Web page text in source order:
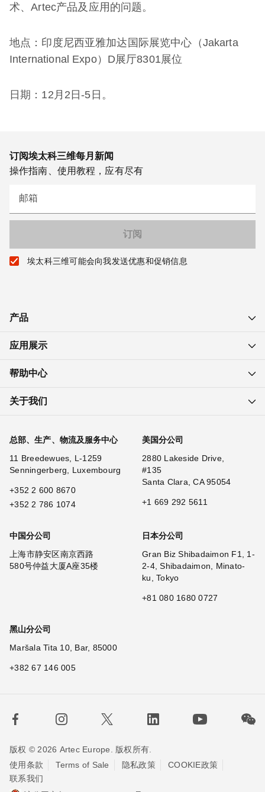
术、Artec产品及应用的问题。
地点：印度尼西亚雅加达国际展览中心（Jakarta
International Expo）D展厅8301展位
日期：12月2日-5日。
订阅埃太科三维每月新闻
操作指南、使用教程，应有尽有
邮箱
埃太科三维可能会向我发送优惠和促销信息
产品
应用展示
帮助中心
关于我们
总部、生产、物流及服务中心
11 Breedewues, L-1259
Senningerberg, Luxembourg
+352 2 600 8670
+352 2 786 1074
美国分公司
2880 Lakeside Drive,
#135
Santa Clara, CA 95054
+1 669 292 5611
中国分公司
上海市静安区南京西路
580号仲益大厦A座35楼
日本分公司
Gran Biz Shibadaimon F1, 1-
2-4, Shibadaimon, Minato-
ku, Tokyo
+81 080 1680 0727
黑山分公司
Maršala Tita 10, Bar, 85000
+382 67 146 005
版权 © 2026 Artec Europe. 版权所有.
使用条款
Terms of Sale 隐私政策
COOKIE政策
联系我们